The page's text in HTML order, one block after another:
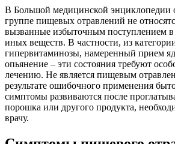
В Большой медицинской энциклопедии
группе пищевых отравлений не
вызванные избыточным поступлением в
иных веществ. В частности, из
гипервитаминозы, намеренный прием
опьянение – эти состояния требуют
лечению. Не является пищевым
результате ошибочного применения
симптомы развиваются после
порошка или другого продукта,
врачу.